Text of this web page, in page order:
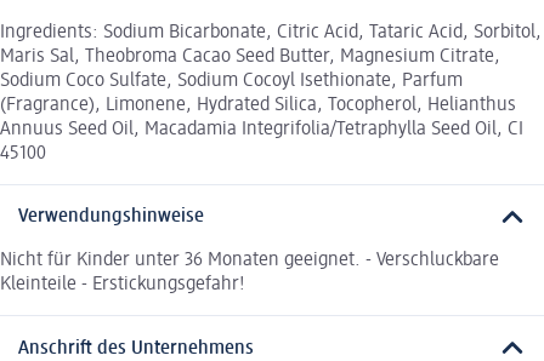
Ingredients: Sodium Bicarbonate, Citric Acid, Tataric Acid, Sorbitol,
Maris Sal, Theobroma Cacao Seed Butter, Magnesium Citrate,
Sodium Coco Sulfate, Sodium Cocoyl Isethionate, Parfum
(Fragrance), Limonene, Hydrated Silica, Tocopherol, Helianthus
Annuus Seed Oil, Macadamia Integrifolia/Tetraphylla Seed Oil, CI
45100
Verwendungshinweise
Nicht für Kinder unter 36 Monaten geeignet. - Verschluckbare
Kleinteile - Erstickungsgefahr!
Anschrift des Unternehmens